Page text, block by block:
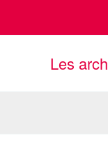
contenu
Les